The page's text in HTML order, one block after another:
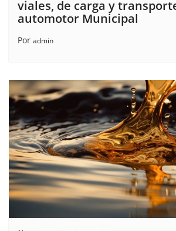
viales, de carga y
automotor Municipal
Por admin